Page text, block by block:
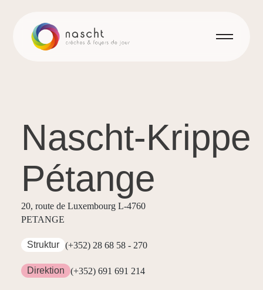
Nascht-Krippe
Pétange
20, route de Luxembourg L-4760
PETANGE
Struktur (+352) 28 68 58 - 270
Direktion (+352) 691 691 214